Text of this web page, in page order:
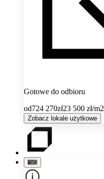
Gotowe do odbioru
od724 270zł23 500 zł/m2
Zobacz lokale użytkowe